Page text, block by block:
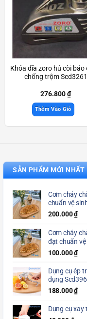
Khóa đĩa zoro hú còi báo
chống trộm Scd3261
276.800₫
Thêm Vào Giỏ
SẢN PHẨM MỚI NHẤT
Cơm cháy
chuẩn vệ
200.000₫
Cơm cháy
đạt chuẩn
100.000₫
Dụng cụ ép
dụng
188.000₫
Dụng cụ xay